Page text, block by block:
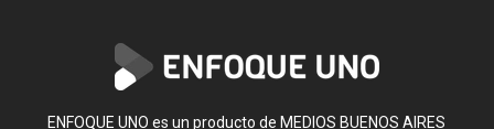
ENFOQUE UNO es un producto de MEDIOS BUENOS AIRES